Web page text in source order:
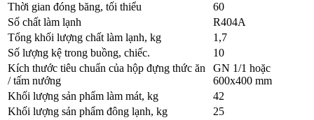
Thời gian đóng băng, tối thiểu
60
Số chất làm lạnh
R404A
Tổng khối lượng chất làm lạnh, kg
1,7
Số lượng kệ trong buồng, chiếc.
10
Kích thước tiêu chuẩn của hộp đựng thức ăn
/ tấm nướng
GN 1/1 hoặc
600х400 mm
Khối lượng sản phẩm làm mát, kg
42
Khối lượng sản phẩm đông lạnh, kg
25